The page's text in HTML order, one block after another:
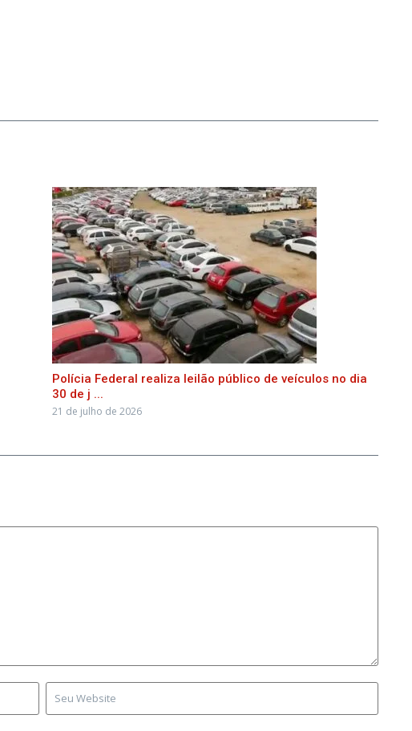
Polícia Federal realiza leilão público de veículos no dia
30 de j ...
21 de julho de 2026